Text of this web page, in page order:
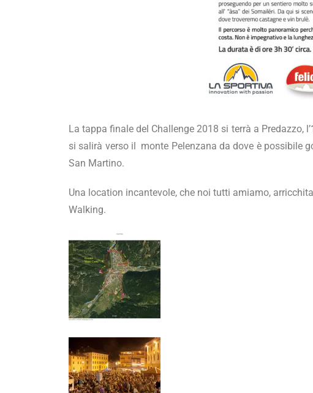
La tappa finale del Challenge 2018 si terrà a Predazzo, l’
si salirà verso il monte Pelenzana da dove è possibile
San Martino.
Una location incantevole, che noi tutti amiamo,
Walking.